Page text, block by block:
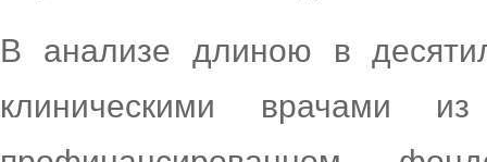
В анализе длиною в
клиническими